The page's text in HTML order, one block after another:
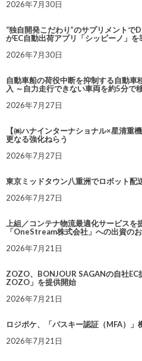
2026年7月30日
“独自開発こだわり”のサプリメントで
がEC自動出荷アプリ「シッピーノ」を
2026年7月30日
自動車船の荷役中断を抑制する自動車
入 ～自力走行できない車両を約5分で
2026年7月27日
【㈱ハナインターナショナル×星清重
更なる強化ねらう
2026年7月27日
東京ミッドタウン八重洲でロボット配
2026年7月27日
上組／コンテナ物流最適化サービスを
「OneStream株式会社」への出資の
2026年7月21日
ZOZO、BONJOUR SAGANの自社
ZOZO」を提供開始
2026年7月21日
ロジポケ、「パスキー認証（MFA）」
2026年7月21日